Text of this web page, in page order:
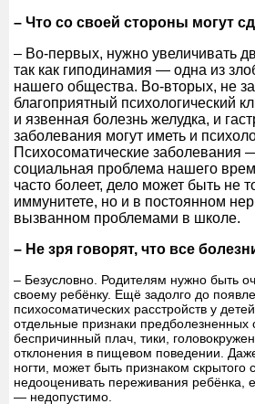
– Что со своей стороны могут
– Во-первых, нужно увеличивать
так как гиподинамия — одна из
нашего общества. Во-вторых, не
благоприятный психологический
и язвенная болезнь желудка, и
заболевания могут иметь и
Психосоматические заболевания
социальная проблема нашего
часто болеет, дело может быть не
иммунитете, но и в постоянном
вызванном проблемами в школе.
– Не зря говорят, что все
– Безусловно. Родителям нужно быть
своему ребёнку. Ещё задолго до
психосоматических расстройств у
отдельные признаки
беспричинный плач, тики,
отклонения в пищевом поведении.
ногти, может быть признаком скрытого
недооценивать переживания ребёнка,
— недопустимо.